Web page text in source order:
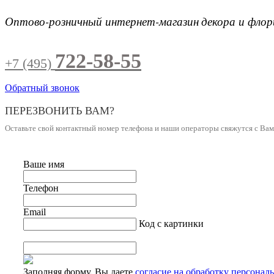
Оптово-розничный интернет-магазиндекора и
+7 (495) 722-58-55
Обратный звонок
ПЕРЕЗВОНИТЬ ВАМ?
Оставьте свой контактный номер телефона и наши операторы свяжутся с
Ваше имя
Телефон
Email
Код с картинки
Заполняя форму, Вы даете согласие на обработку